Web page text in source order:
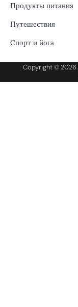
Продукты питания
Путешествия
Спорт и йога
Copyright © 2026